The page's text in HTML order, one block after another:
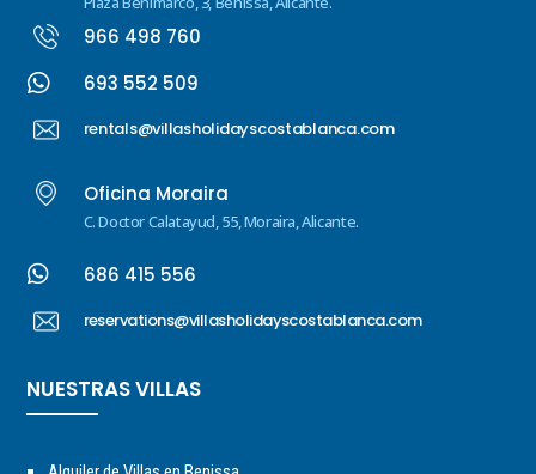
966 498 760

693 552 509
rentals@villasholidayscostablanca.com
Oficina Moraira
C. Doctor Calatayud, 55, Moraira, Alicante.
 686 415 556
reservations@villasholidayscostablanca.com
NUESTRAS VILLAS